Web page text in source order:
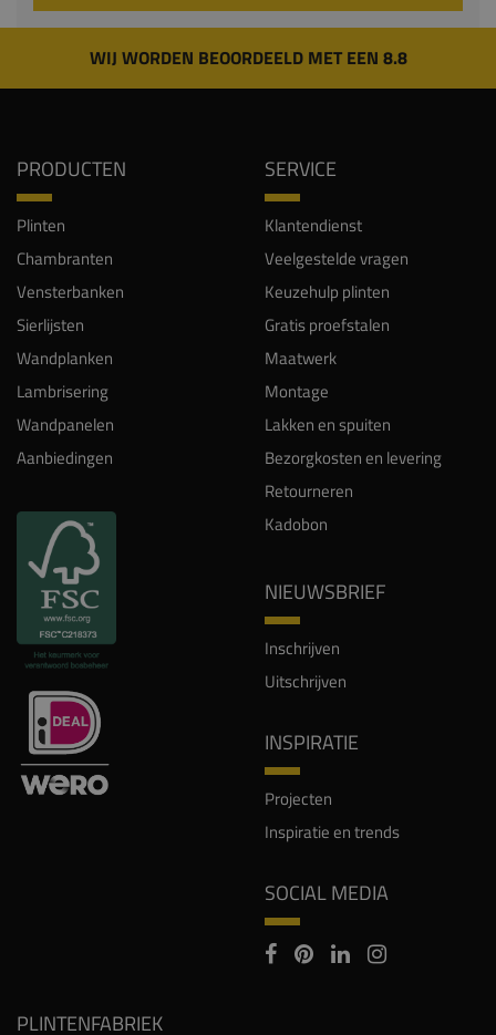
WIJ WORDEN BEOORDEELD MET EEN 8.8
PRODUCTEN
Plinten
Chambranten
Vensterbanken
Sierlijsten
Wandplanken
Lambrisering
Wandpanelen
Aanbiedingen
SERVICE
Klantendienst
Veelgestelde vragen
Keuzehulp plinten
Gratis proefstalen
Maatwerk
Montage
Lakken en spuiten
Bezorgkosten en levering
Retourneren
Kadobon
NIEUWSBRIEF
Inschrijven
Uitschrijven
INSPIRATIE
Projecten
Inspiratie en trends
SOCIAL MEDIA
PLINTENFABRIEK